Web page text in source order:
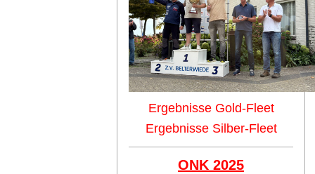
Ergebnisse Gold-Fleet
Ergebnisse Silber-Fleet
ONK 2025